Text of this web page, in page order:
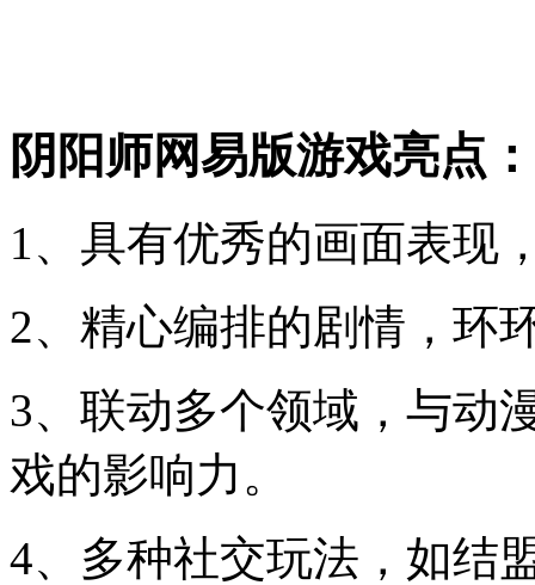
阴阳师网易版游戏亮点：
1、具有优秀的画面表现
2、精心编排的剧情，环
3、联动多个领域，与动
戏的影响力。
4、多种社交玩法，如结